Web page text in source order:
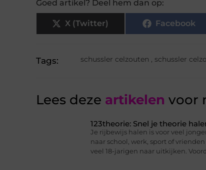
Goed artikel? Deel hem dan op:
X (Twitter) Facebook
Tags: schussler celzouten , schussler
Lees deze artikelen voor
123theorie: Snel je theorie
Je rijbewijs halen is voor veel
naar school, werk, sport of
veel 18-jarigen naar uitkijken.